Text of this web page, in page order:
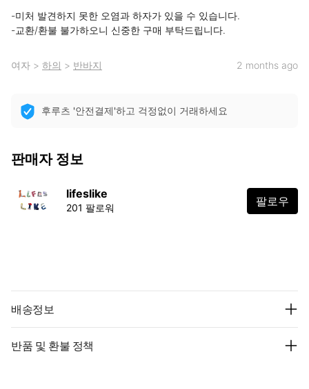
-미처 발견하지 못한 오염과 하자가 있을 수 있습니다.
-교환/환불 불가하오니 신중한 구매 부탁드립니다.
여자 > 하의 > 반바지 2 months ago
후루츠 '안전결제'하고 걱정없이 거래하세요
판매자 정보
lifeslike
201 팔로워 팔로우
배송정보
반품 및 환불 정책